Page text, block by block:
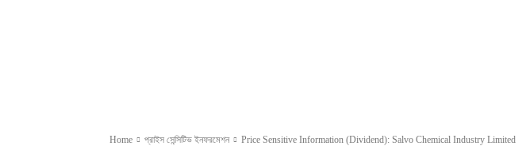
Home প্রাইস সেন্সিটিভ ইনফরমেশন Price Sensitive Information (Dividend): Salvo Chemical Industry Limited